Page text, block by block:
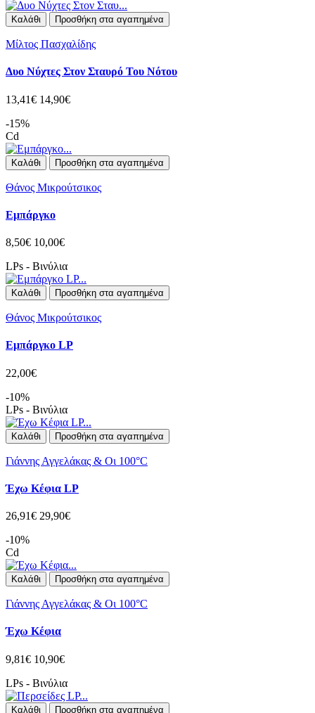
Καλάθι Προσθήκη στα αγαπημένα
Μίλτος Πασχαλίδης
Δυο Νύχτες Στον Σταυρό Του Νότου
13,41€ 14,90€
-15%
Cd
Καλάθι Προσθήκη στα αγαπημένα
Θάνος Μικρούτσικος
Εμπάργκο
8,50€ 10,00€
LPs - Βινύλια
Καλάθι Προσθήκη στα αγαπημένα
Θάνος Μικρούτσικος
Εμπάργκο LP
22,00€
-10%
LPs - Βινύλια
Καλάθι Προσθήκη στα αγαπημένα
Γιάννης Αγγελάκας & Οι 100°C
Έχω Κέφια LP
26,91€ 29,90€
-10%
Cd
Καλάθι Προσθήκη στα αγαπημένα
Γιάννης Αγγελάκας & Οι 100°C
Έχω Κέφια
9,81€ 10,90€
LPs - Βινύλια
Καλάθι Προσθήκη στα αγαπημένα